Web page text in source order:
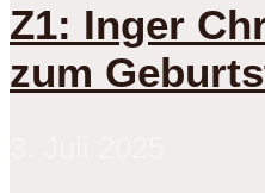
Z1: Inger
zum